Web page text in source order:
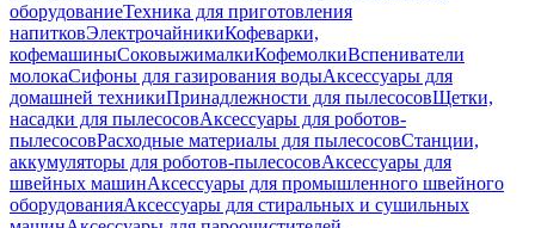
оборудованиеТехника для приготовления
напитковЭлектрочайникиКофеварки,
кофемашиныСоковыжималкиКофемолкиВспениватели
молокаСифоны для газирования водыАксессуары для
домашней техникиПринадлежности для пылесосовЩетки,
насадки для пылесосовАксессуары для роботов-
пылесосовРасходные материалы для пылесосовСтанции,
аккумуляторы для роботов-пылесосовАксессуары для
швейных машинАксессуары для промышленного швейного
оборудованияАксессуары для стиральных и сушильных